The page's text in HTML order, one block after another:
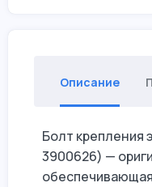
Описание
Болт крепления
3900626) —